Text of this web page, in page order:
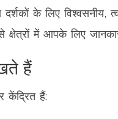
दर्शकों के लिए
क्षेत्रों में आपके लिए
हैं
केंद्रित हैं: